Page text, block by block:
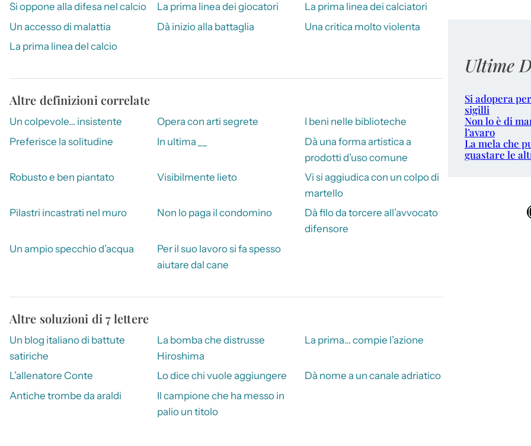
Si oppone alla difesa nel calcio La prima linea dei giocatori
La prima linea dei calciatori
Un accesso di malattia
Dà inizio alla battaglia
Una critica molto violenta
La prima linea del calcio
Altre definizioni correlate
Un colpevole… insistente Opera con arti segrete
I beni nelle biblioteche
Preferisce la solitudine
In ultima __
Dà una forma artistica a
prodotti d’uso comune
Robusto e ben piantato
Visibilmente lieto
Vi si aggiudica con un colpo di
martello
Pilastri incastrati nel muro
Non lo paga il condomino
Dà filo da torcere all’avvocato
difensore
Un ampio specchio d’acqua
Per il suo lavoro si fa spesso
aiutare dal cane
Altre soluzioni di 7 lettere
Un blog italiano di battute
satiriche
La bomba che distrusse
Hiroshima
La prima… compie l’azione
L’allenatore Conte Lo dice chi vuole aggiungere
Dà nome a un canale adriatico
Antiche trombe da araldi
Il campione che ha messo in
palio un titolo
Ultime
Si adopera
sigilli
Non lo è di
l’avaro
La mela che
guastare le